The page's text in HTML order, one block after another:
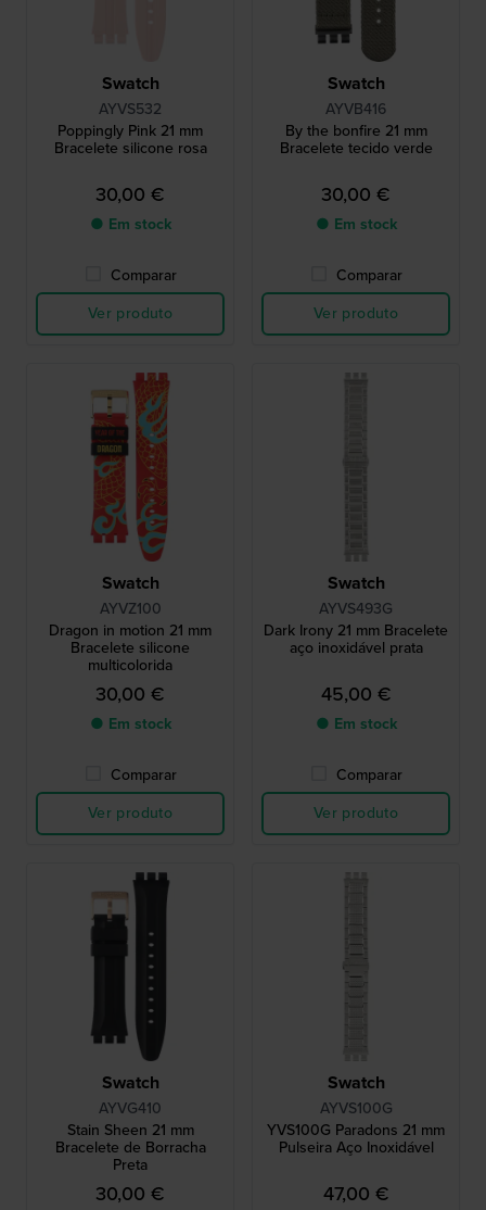
Swatch
AYVS532
Poppingly Pink 21 mm
Bracelete silicone rosa
30,00 €
● Em stock
Comparar
Ver produto
Swatch
AYVB416
By the bonfire 21 mm
Bracelete tecido verde
30,00 €
● Em stock
Comparar
Ver produto
Swatch
AYVZ100
Dragon in motion 21 mm
Bracelete silicone
multicolorida
30,00 €
● Em stock
Comparar
Ver produto
Swatch
AYVS493G
Dark Irony 21 mm Bracelete
aço inoxidável prata
45,00 €
● Em stock
Comparar
Ver produto
Swatch
AYVG410
Stain Sheen 21 mm
Bracelete de Borracha
Preta
30,00 €
Swatch
AYVS100G
YVS100G Paradons 21 mm
Pulseira Aço Inoxidável
47,00 €